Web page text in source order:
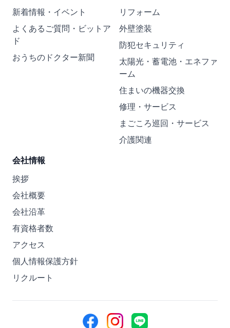
新着情報・イベント
よくあるご質問・ビットア
ド
おうちのドクター新聞
リフォーム
外壁塗装
防犯セキュリティ
太陽光・蓄電池・エネファ
ーム
住まいの機器交換
修理・サービス
まごころ巡回・サービス
介護関連
会社情報
挨拶
会社概要
会社沿革
有資格者数
アクセス
個人情報保護方針
リクルート